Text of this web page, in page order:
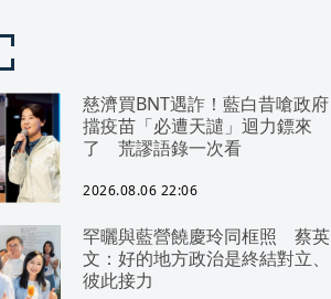
慈濟買BNT遇詐！藍白昔嗆政府
擋疫苗「必遭天譴」迴力鏢來
了 荒謬語錄一次看
2026.08.06 22:06
罕曬與藍營饒慶玲同框照 蔡英
文：好的地方政治是終結對立、
彼此接力